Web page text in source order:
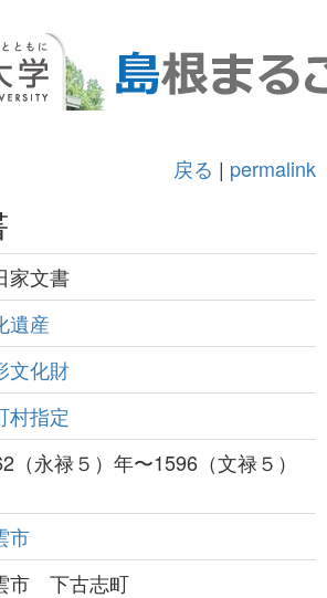
戻る | permalink
家文書
遺産
文化財
村指定
（永禄５）年〜1596（文禄５）
市
市 下古志町